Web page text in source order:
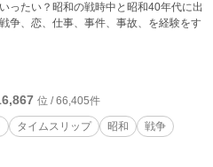
ったい？昭和の戦時中と昭和40年代に出
争、恋、仕事、事件、事故、を経験をす
位 / 66,405件
タイムスリップ 昭和
戦争